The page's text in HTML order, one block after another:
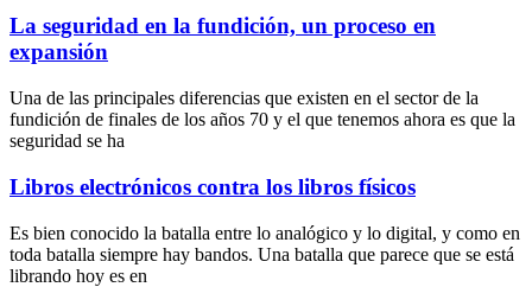
La seguridad en la fundición, un proceso en
expansión
Una de las principales diferencias que existen en el sector de la
fundición de finales de los años 70 y el que tenemos ahora es que la
seguridad se ha
Libros electrónicos contra los libros físicos
Es bien conocido la batalla entre lo analógico y lo digital, y como en
toda batalla siempre hay bandos. Una batalla que parece que se está
librando hoy es en